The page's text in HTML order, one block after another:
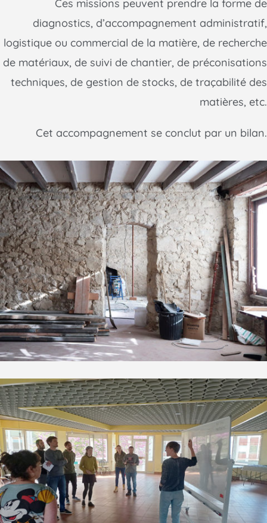
Ces missions peuvent prendre la forme de
diagnostics, d’accompagnement administratif,
logistique ou commercial de la matière, de recherche
de matériaux, de suivi de chantier, de préconisations
techniques, de gestion de stocks, de traçabilité des
matières, etc.
Cet accompagnement se conclut par un bilan.